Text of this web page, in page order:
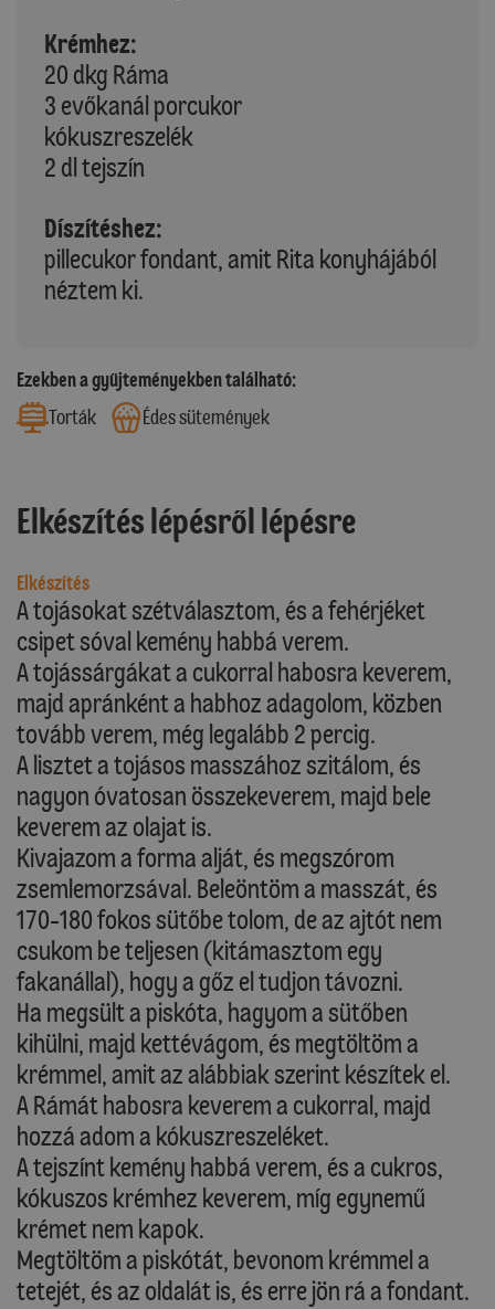
Krémhez:
20 dkg Ráma
3 evőkanál porcukor
kókuszreszelék
2 dl tejszín
Díszítéshez:
pillecukor fondant, amit Rita konyhájából
néztem ki.
Ezekben a gyűjteményekben található:
Torták
Édes sütemények
Elkészítés lépésről lépésre
Elkészítés
A tojásokat szétválasztom, és a fehérjéket
csipet sóval kemény habbá verem.
A tojássárgákat a cukorral habosra keverem,
majd apránként a habhoz adagolom, közben
tovább verem, még legalább 2 percig.
A lisztet a tojásos masszához szitálom, és
nagyon óvatosan összekeverem, majd bele
keverem az olajat is.
Kivajazom a forma alját, és megszórom
zsemlemorzsával. Beleöntöm a masszát, és
170-180 fokos sütőbe tolom, de az ajtót nem
csukom be teljesen (kitámasztom egy
fakanállal), hogy a gőz el tudjon távozni.
Ha megsült a piskóta, hagyom a sütőben
kihülni, majd kettévágom, és megtöltöm a
krémmel, amit az alábbiak szerint készítek el.
A Rámát habosra keverem a cukorral, majd
hozzá adom a kókuszreszeléket.
A tejszínt kemény habbá verem, és a cukros,
kókuszos krémhez keverem, míg egynemű
krémet nem kapok.
Megtöltöm a piskótát, bevonom krémmel a
tetejét, és az oldalát is, és erre jön rá a fondant.